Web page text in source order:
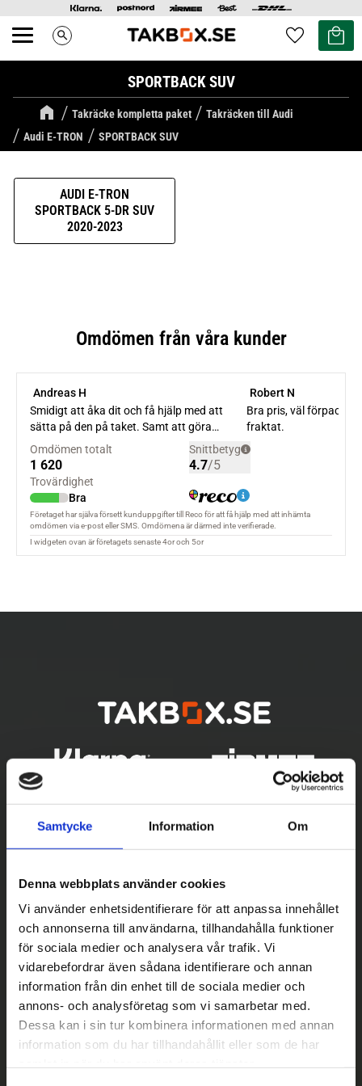
Samtycke Information Om
Denna webbplats använder cookies
Vi använder enhetsidentifierare för att anpassa innehållet
och annonserna till användarna, tillhandahålla funktioner
för sociala medier och analysera vår trafik. Vi
vidarebefordrar även sådana identifierare och annan
information från din enhet till de sociala medier och
annons- och analysföretag som vi samarbetar med.
Dessa kan i sin tur kombinera informationen med annan
information som du har tillhandahållit eller som de har
Meny search Favoriter
Kundvagn
SPORTBACK SUV
Takräcke kompletta paket
Takräcken till Audi
Audi E-TRON
SPORTBACK SUV
AUDI E-TRON
SPORTBACK 5-DR SUV
2020-2023
Betala säkert
|| Välj ||
Snabba leveranser
|| Eller ||